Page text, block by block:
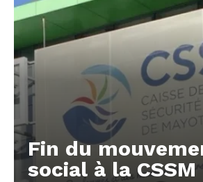
Fin du
social à la CSSM